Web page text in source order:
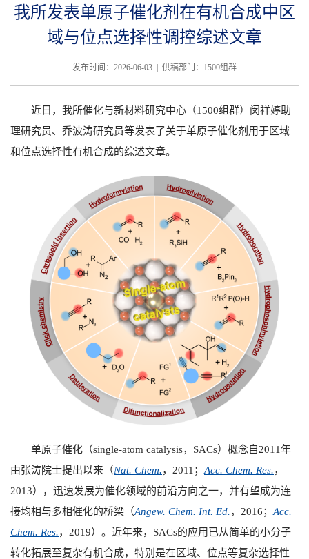
我所发表单原子催化剂在有机合成中区
域与位点选择性调控综述文章
发布时间：2026-06-03 | 供稿部门：1500组群
近日，我所催化与新材料研究中心（1500组群）闵祥婷助
理研究员、乔波涛研究员等发表了关于单原子催化剂用于区域
和位点选择性有机合成的综述文章。
单原子催化（single-atom catalysis， SACs）概念自 2011年
由张涛院士提出以来（Nat. Chem.， 2011 ； Acc. Chem. Res.，
2013），迅速发展为催化领域的前沿方向之一，并有望成为连
接均相与多相催化的桥梁（Angew. Chem. Int. Ed.， 2016； Acc.
Chem. Res.， 2019）。近年来， SACs的应用已从简单的小分子
转化拓展至复杂有机合成，特别是在区域、位点等复杂选择性